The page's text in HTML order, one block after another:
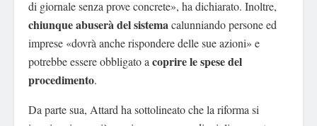
di giornale senza prove concrete», ha dichiarato. Inoltre,
chiunque abuseràdel sistemacalunniando persone ed
imprese «dovrà anche rispondere delle sue azioni» e
potrebbe essere obbligato a coprire le spese del
procedimento.
Da parte sua, Attard ha sottolineato che la riforma si